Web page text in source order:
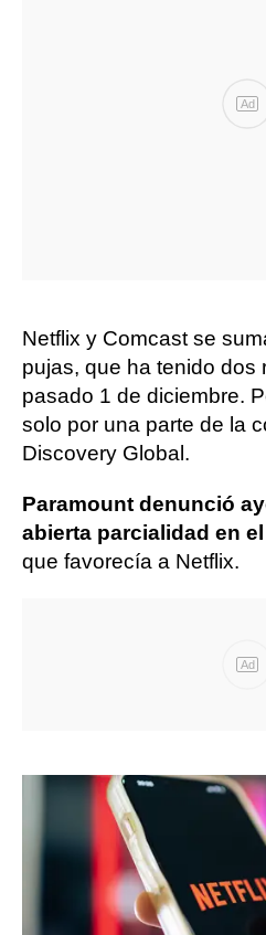
Ad
Netflix y Comcast se
pujas, que ha tenido dos
pasado 1 de diciembre.
solo por una parte de la
Discovery Global.
Paramount denunció
abierta parcialidad en
que favorecía a Netflix.
Ad